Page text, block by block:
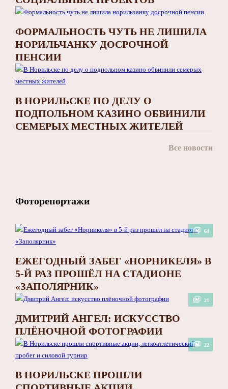
ФОРМАЛЬНОСТЬ ЧУТЬ НЕ ЛИШИЛА
НОРИЛЬЧАНКУ ДОСРОЧНОЙ
ПЕНСИИ
В НОРИЛЬСКЕ ПО ДЕЛУ О
ПОДПОЛЬНОМ КАЗИНО ОБВИНИЛИ
СЕМЕРЫХ МЕСТНЫХ ЖИТЕЛЕЙ
Все новости
Фоторепортажи
64
ЕЖЕГОДНЫЙ ЗАБЕГ «НОРНИКЕЛЯ» В
5-Й РАЗ ПРОШЁЛ НА СТАДИОНЕ
«ЗАПОЛЯРНИК»
21
ДМИТРИЙ АНГЕЛ: ИСКУССТВО
ПЛЁНОЧНОЙ ФОТОГРАФИИ
22
В НОРИЛЬСКЕ ПРОШЛИ